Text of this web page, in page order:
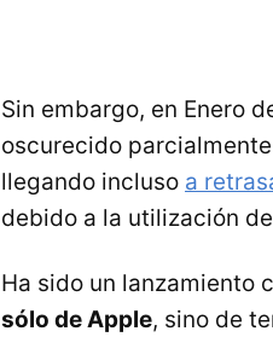
Sin embargo, en Enero
oscurecido
llegando incluso a
debido a la utilización
Ha sido un lanzamiento
sólo de Apple, sino de